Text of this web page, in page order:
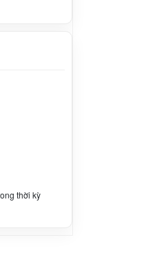
thời kỳ